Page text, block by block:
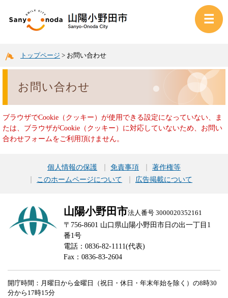
トップページ > お問い合わせ
お問い合わせ
ブラウザでCookie（クッキー）が使用できる設定になっていない、ま
たは、ブラウザがCookie（クッキー）に対応していないため、お問い
合わせフォームをご利用頂けません。
個人情報の保護 免責事項
著作権等
このホームページについて
広告掲載について
山陽小野田市法人番号 3000020352161
〒756-8601 山口県山陽小野田市日の出一丁目1
番1号
電話：0836-82-1111(代表)
Fax：0836-83-2604
開庁時間：月曜日から金曜日（祝日・休日・年末年始を除く）の8時30
分から17時15分